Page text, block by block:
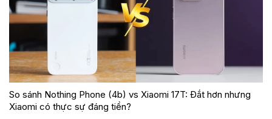
So sánh Nothing Phone (4b) vs Xiaomi 17T: Đắt hơn nhưng
Xiaomi có thực sự đáng tiền?